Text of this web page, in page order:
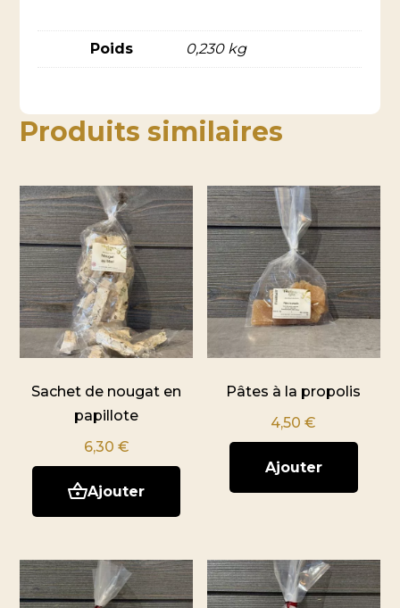
Poids 0,230 kg
Produits similaires
Sachet de nougat en
papillote
6,30 €
Ajouter
Pâtes à la propolis
4,50€
Ajouter